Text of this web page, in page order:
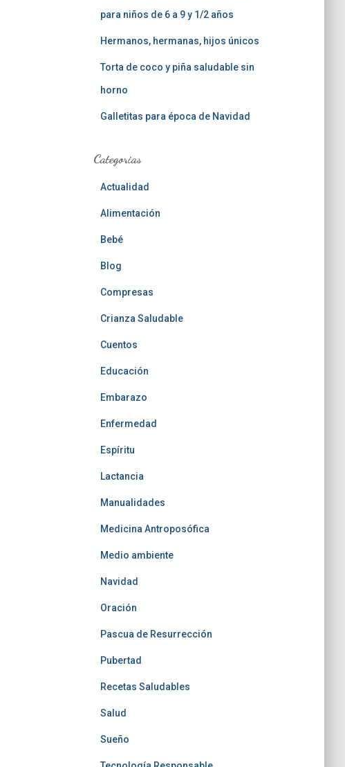
para niños de 6 a 9 y 1/2 años
Hermanos, hermanas, hijos únicos
Torta de coco y piña saludable sin
horno
Galletitas para época de Navidad
Categorias
Actualidad
Alimentación
Bebé
Blog
Compresas
Crianza Saludable
Cuentos
Educación
Embarazo
Enfermedad
Espíritu
Lactancia
Manualidades
Medicina Antroposófica
Medio ambiente
Navidad
Oración
Pascua de Resurrección
Pubertad
Recetas Saludables
Salud
Sueño